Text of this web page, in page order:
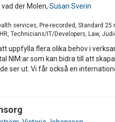
vad der Molen, Susan Sverin
services, Pre-recorded, Standard
Technicians/IT/Developers, Law,
uppfylla flera olika behov i
NIM:ar som kan bidra till att
ser ut. Vi får också en